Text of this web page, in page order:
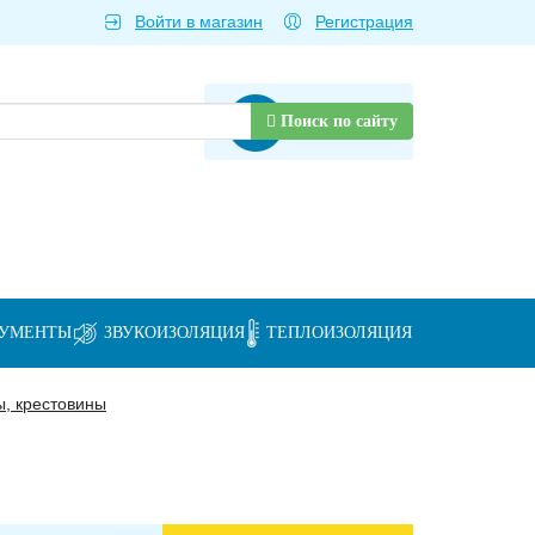
ЗВУКОИЗОЛЯЦИЯ ТЕПЛОИЗОЛЯЦИЯ
Войти в магазин Регистрация
Товаров нет
Поиск по сайту
крестовины